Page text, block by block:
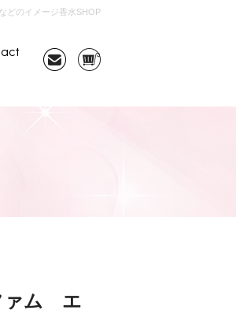
どのイメージ香水SHOP
ァム エ